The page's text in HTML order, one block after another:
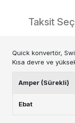
Taksit
Quick konvertör,
Kısa devre ve
Amper (Sürekli)
Ebat